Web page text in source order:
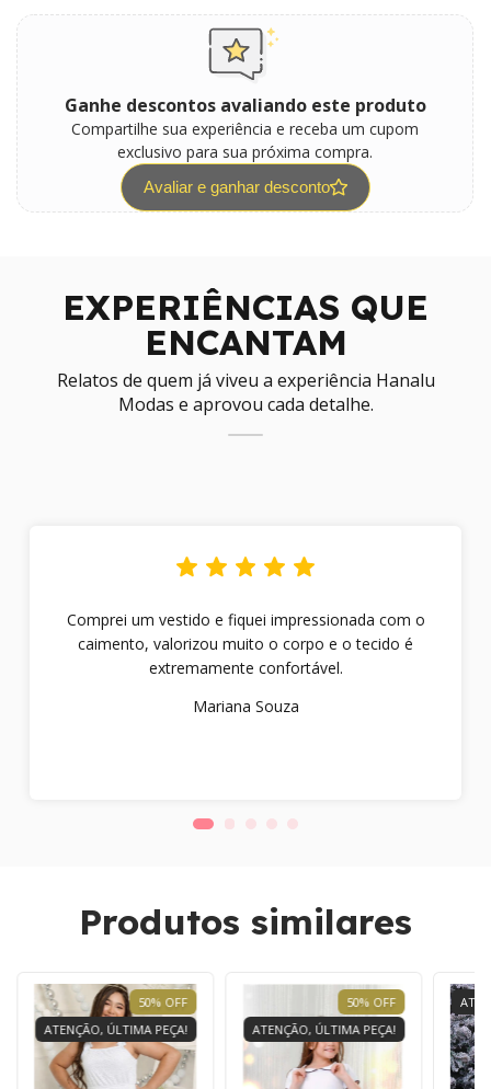
Ganhe descontos avaliando este produto
Compartilhe sua experiência e receba um cupom
exclusivo para sua próxima compra.
Avaliar e ganhar desconto
EXPERIÊNCIAS QUE
ENCANTAM
Relatos de quem já viveu a experiência Hanalu
Modas e aprovou cada detalhe.
Comprei um vestido e fiquei impressionada com o
caimento, valorizou muito o corpo e o tecido é
extremamente confortável.
Mariana Souza
Produtos similares
50% OFF
ATENÇÃO, ÚLTIMA PEÇA!
50% OFF
ATENÇÃO, ÚLTIMA PEÇA!